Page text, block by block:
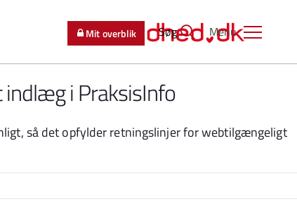
Menu
Søg
Mit overblik
indlæg i PraksisInfo
så det opfylder retningslinjer for webtilgængeligt